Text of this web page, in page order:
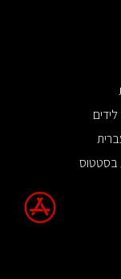
בסטטוס